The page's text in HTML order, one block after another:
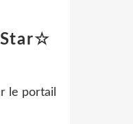
le portail